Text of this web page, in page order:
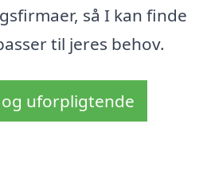
så I kan finde
til jeres behov.
uforpligtende